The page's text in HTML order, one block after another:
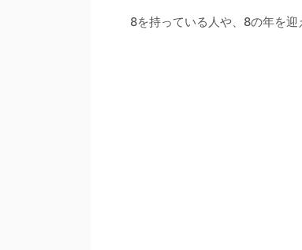
8を持っている人や、8の年を迎